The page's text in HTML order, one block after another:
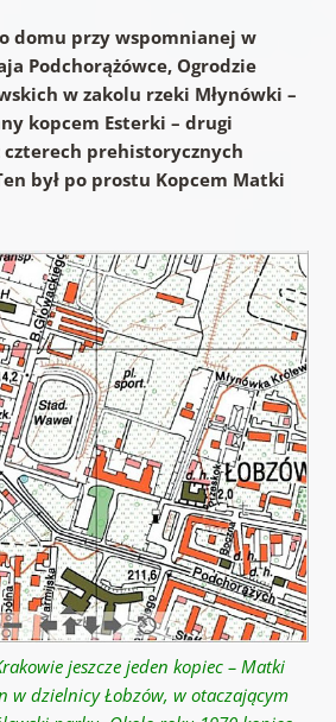
domu przy wspomnianej w
Podchorążówce, Ogrodzie
w zakolu rzeki Młynówki –
kopcem Esterki – drugi
czterech prehistorycznych
był po prostu Kopcem Matki
jeszcze jeden kopiec – Matki
w dzielnicy Łobzów, w otaczającym